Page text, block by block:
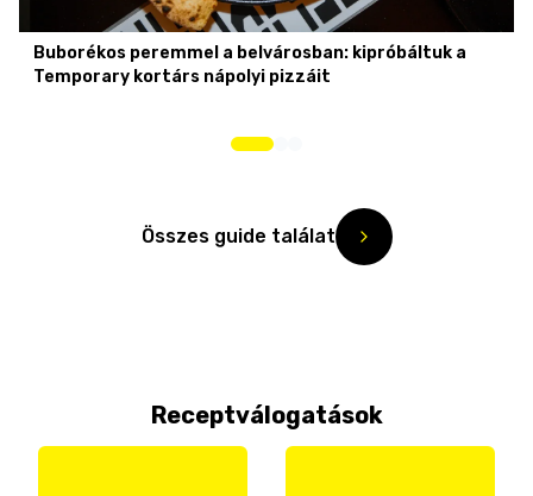
Buborékos peremmel a belvárosban: kipróbáltuk a
Temporary kortárs nápolyi pizzáit
Összes guide találat
Receptválogatások